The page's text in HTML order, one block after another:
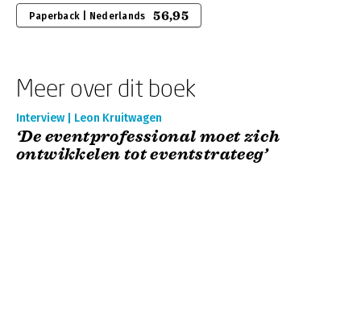
Paperback | Nederlands 56,95
Meer over dit boek
Interview | Leon Kruitwagen
‘De eventprofessional moet zich
ontwikkelen tot eventstrateeg’